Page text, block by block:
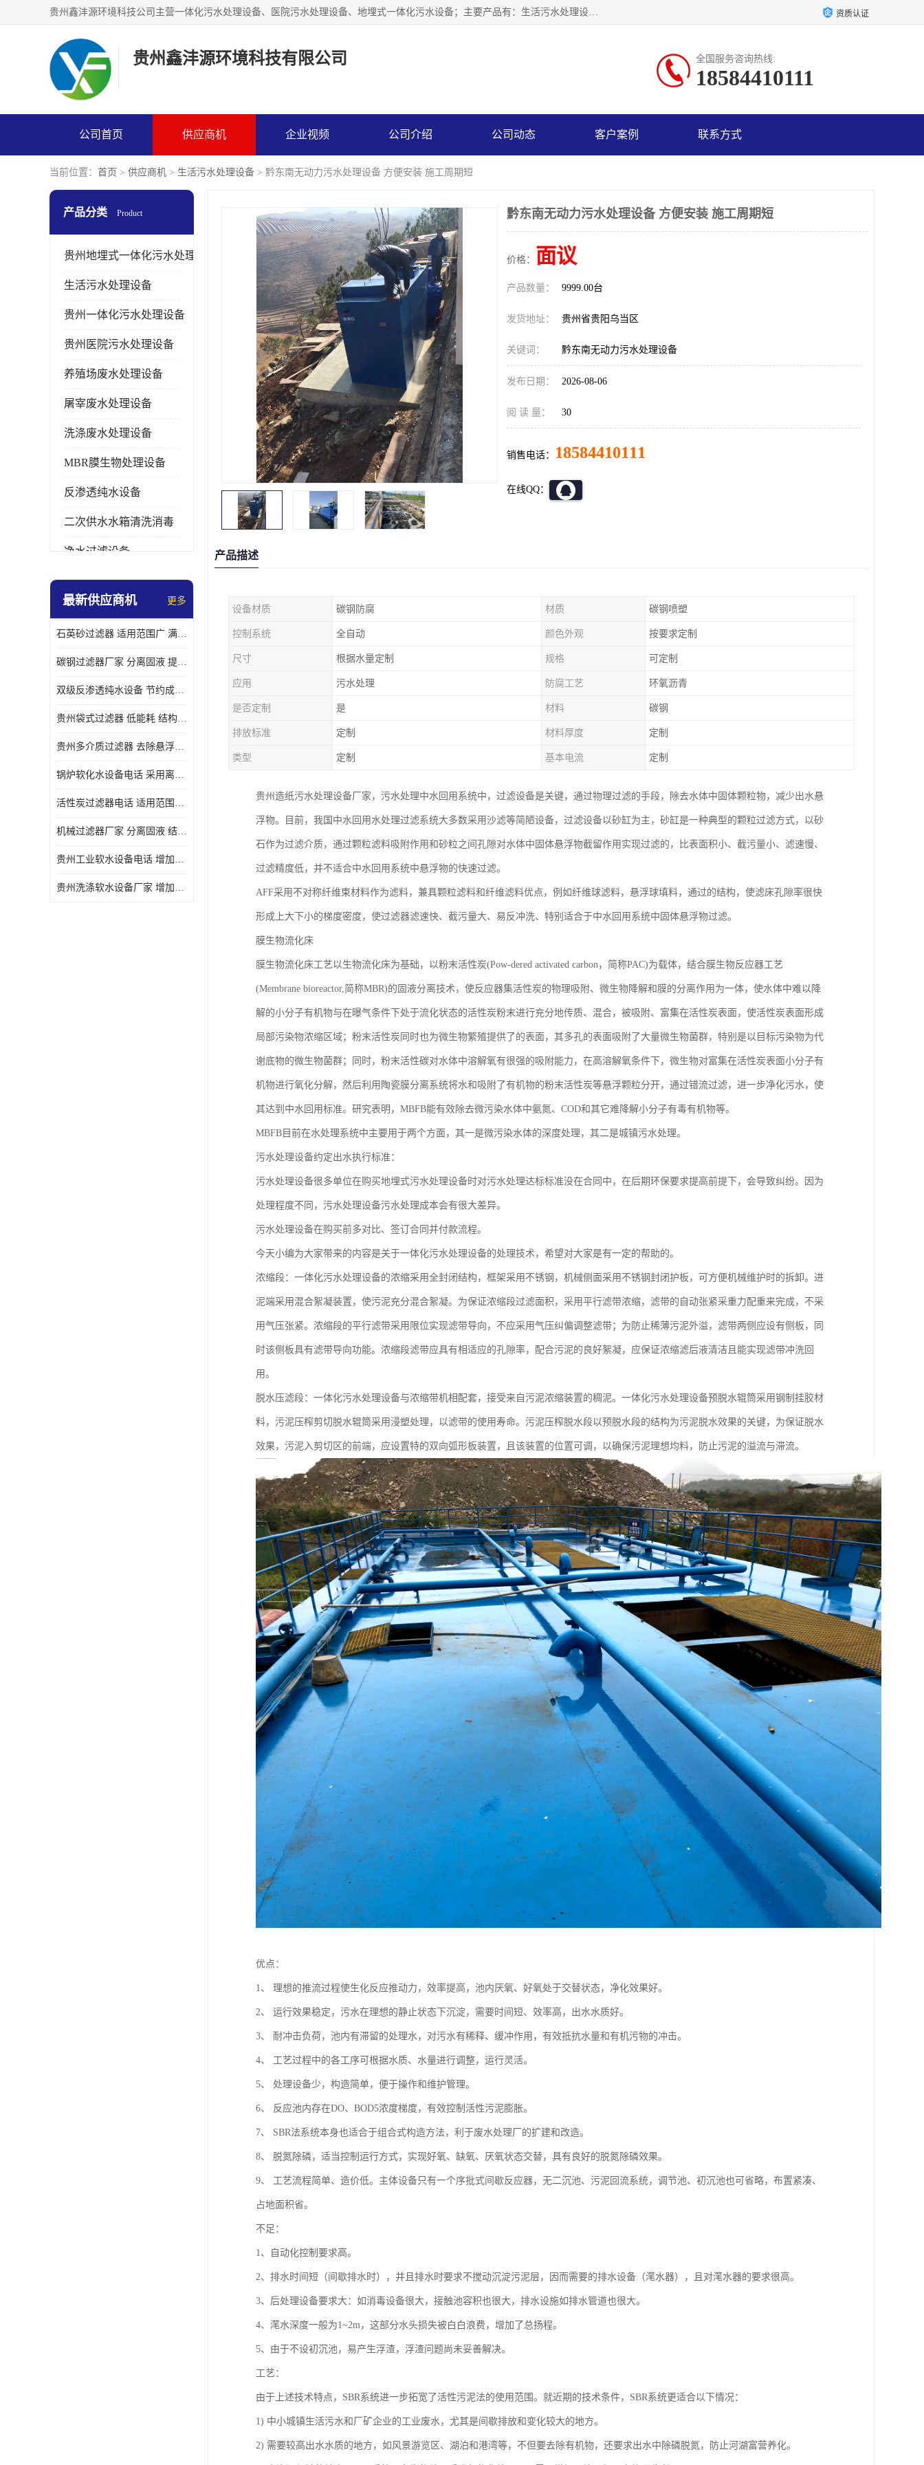
贵州鑫沣源环境科技公司主营一体化污水处理设备、医院污水处理设备、地埋式一体化污水设备；主要产品有：生活污水处理设备，养殖场废水处理设备，屠宰废水处理设备，洗涤废水处理设备，MBR膜生物处理设备，反渗透纯水设备，二次供水水箱清洗消毒，净水过滤设备，软水设备等。欢迎新老顾客来电咨询！ 资质认证
贵州鑫沣源环境科技有限公司 全国服务咨询热线:
18584410111
公司首页 供应商机 企业视频 公司介绍 公司动态 客户案例 联系方式
当前位置： 首页 > 供应商机 > 生活污水处理设备 > 黔东南无动力污水处理设备 方便安装 施工周期短
产品分类 Product
贵州地埋式一体化污水处理设备
生活污水处理设备
贵州一体化污水处理设备
贵州医院污水处理设备
养殖场废水处理设备
屠宰废水处理设备
洗涤废水处理设备
MBR膜生物处理设备
反渗透纯水设备
二次供水水箱清洗消毒
净水过滤设备
软水设备
最新供应商机 更多
石英砂过滤器 适用范围广 满足不同的需求
碳钢过滤器厂家 分离固液 提高过滤效率
双级反渗透纯水设备 节约成本 提供高纯度水
贵州袋式过滤器 低能耗 结构简单
贵州多介质过滤器 去除悬浮物 防止水垢和堵塞
锅炉软化水设备电话 采用离子交换技术 减少维修和更换的成本
活性炭过滤器电话 适用范围广 防止水垢和堵塞
机械过滤器厂家 分离固液 结构简单
贵州工业软水设备电话 增加清洁效果 使水更加清澈 干净
贵州洗涤软水设备厂家 增加清洁效果 减少维修和更换的成本
黔东南无动力污水处理设备 方便安装 施工周期短
价格： 面议
产品数量： 9999.00台
发货地址： 贵州省贵阳乌当区
关键词： 黔东南无动力污水处理设备
发布日期： 2026-08-06
阅 读 量： 30
销售电话： 18584410111
在线QQ：
产品描述
设备材质 碳钢防腐 材质 碳钢喷塑
控制系统 全自动 颜色外观 按要求定制
尺寸 根据水量定制 规格 可定制
应用 污水处理 防腐工艺 环氧沥青
是否定制 是 材料 碳钢
排放标准 定制 材料厚度 定制
类型 定制 基本电流 定制
贵州造纸污水处理设备厂家，污水处理中水回用系统中，过滤设备是关键，通过物理过滤的手段，除去水体中固体颗粒物，减少出水悬
浮物。目前，我国中水回用水处理过滤系统大多数采用沙滤等简陋设备，过滤设备以砂缸为主，砂缸是一种典型的颗粒过滤方式，以砂
石作为过滤介质，通过颗粒滤料吸附作用和砂粒之间孔隙对水体中固体悬浮物截留作用实现过滤的，比表面积小、截污量小、滤速慢、
过滤精度低，并不适合中水回用系统中悬浮物的快速过滤。
AFF采用不对称纤维束材料作为滤料，兼具颗粒滤料和纤维滤料优点，例如纤维球滤料，悬浮球填料，通过的结构，使滤床孔隙率很快
形成上大下小的梯度密度，使过滤器滤速快、截污量大、易反冲洗、特别适合于中水回用系统中固体悬浮物过滤。
膜生物流化床
膜生物流化床工艺以生物流化床为基础，以粉末活性炭(Pow-dered activated carbon，简称PAC)为载体，结合膜生物反应器工艺
(Membrane bioreactor,简称MBR)的固液分离技术，使反应器集活性炭的物理吸附、微生物降解和膜的分离作用为一体，使水体中难以降
解的小分子有机物与在曝气条件下处于流化状态的活性炭粉末进行充分地传质、混合，被吸附、富集在活性炭表面，使活性炭表面形成
局部污染物浓缩区域；粉末活性炭同时也为微生物繁殖提供了的表面，其多孔的表面吸附了大量微生物菌群，特别是以目标污染物为代
谢底物的微生物菌群；同时，粉末活性碳对水体中溶解氧有很强的吸附能力，在高溶解氧条件下，微生物对富集在活性炭表面小分子有
机物进行氧化分解，然后利用陶瓷膜分离系统将水和吸附了有机物的粉末活性炭等悬浮颗粒分开，通过错流过滤，进一步净化污水，使
其达到中水回用标准。研究表明，MBFB能有效除去微污染水体中氨氮、COD和其它难降解小分子有毒有机物等。
MBFB目前在水处理系统中主要用于两个方面，其一是微污染水体的深度处理，其二是城镇污水处理。
污水处理设备约定出水执行标准：
污水处理设备很多单位在购买地埋式污水处理设备时对污水处理达标标准没在合同中，在后期环保要求提高前提下，会导致纠纷。因为
处理程度不同，污水处理设备污水处理成本会有很大差异。
污水处理设备在购买前多对比、签订合同并付款流程。
今天小编为大家带来的内容是关于一体化污水处理设备的处理技术，希望对大家是有一定的帮助的。
浓缩段：一体化污水处理设备的浓缩采用全封闭结构，框架采用不锈钢，机械侧面采用不锈钢封闭护板，可方便机械维护时的拆卸。进
泥端采用混合絮凝装置，使污泥充分混合絮凝。为保证浓缩段过滤面积，采用平行滤带浓缩，滤带的自动张紧采重力配重来完成，不采
用气压张紧。浓缩段的平行滤带采用限位实现滤带导向，不应采用气压纠偏调整滤带；为防止稀薄污泥外溢，滤带两侧应设有侧板，同
时该侧板具有滤带导向功能。浓缩段滤带应具有相适应的孔隙率，配合污泥的良好絮凝，应保证浓缩滤后液清洁且能实现滤带冲洗回
用。
脱水压滤段：一体化污水处理设备与浓缩带机相配套，接受来自污泥浓缩装置的稠泥。一体化污水处理设备预脱水辊筒采用钢制挂胶材
料，污泥压榨剪切脱水辊筒采用浸塑处理，以滤带的使用寿命。污泥压榨脱水段以预脱水段的结构为污泥脱水效果的关键，为保证脱水
效果，污泥入剪切区的前端，应设置特的双向弧形板装置，且该装置的位置可调，以确保污泥理想均料，防止污泥的溢流与滞流。
优点：
1、 理想的推流过程使生化反应推动力，效率提高，池内厌氧、好氧处于交替状态，净化效果好。
2、 运行效果稳定，污水在理想的静止状态下沉淀，需要时间短、效率高，出水水质好。
3、 耐冲击负荷，池内有滞留的处理水，对污水有稀释、缓冲作用，有效抵抗水量和有机污物的冲击。
4、 工艺过程中的各工序可根据水质、水量进行调整，运行灵活。
5、 处理设备少，构造简单，便于操作和维护管理。
6、 反应池内存在DO、BOD5浓度梯度，有效控制活性污泥膨胀。
7、 SBR法系统本身也适合于组合式构造方法，利于废水处理厂的扩建和改造。
8、 脱氮除磷，适当控制运行方式，实现好氧、缺氧、厌氧状态交替，具有良好的脱氮除磷效果。
9、 工艺流程简单、造价低。主体设备只有一个序批式间歇反应器，无二沉池、污泥回流系统，调节池、初沉池也可省略，布置紧凑、
占地面积省。
不足：
1、自动化控制要求高。
2、排水时间短（间歇排水时），并且排水时要求不搅动沉淀污泥层，因而需要的排水设备（滗水器），且对滗水器的要求很高。
3、后处理设备要求大：如消毒设备很大，接触池容积也很大，排水设施如排水管道也很大。
4、滗水深度一般为1~2m，这部分水头损失被白白浪费，增加了总扬程。
5、由于不设初沉池，易产生浮渣，浮渣问题尚未妥善解决。
工艺：
由于上述技术特点，SBR系统进一步拓宽了活性污泥法的使用范围。就近期的技术条件，SBR系统更适合以下情况：
1) 中小城镇生活污水和厂矿企业的工业废水，尤其是间歇排放和变化较大的地方。
2) 需要较高出水水质的地方，如风景游览区、湖泊和港湾等，不但要去除有机物，还要求出水中除磷脱氮，防止河湖富营养化。